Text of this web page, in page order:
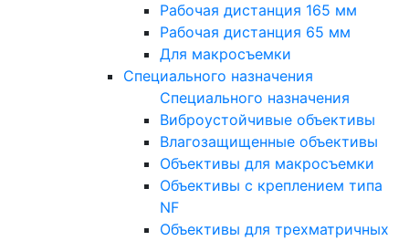
Рабочая дистанция 165 мм
Рабочая дистанция 65 мм
Для макросъемки
Специального назначения
Специального назначения
Виброустойчивые объективы
Влагозащищенные объективы
Объективы для макросъемки
Объективы с креплением типа
NF
Объективы для трехматричных